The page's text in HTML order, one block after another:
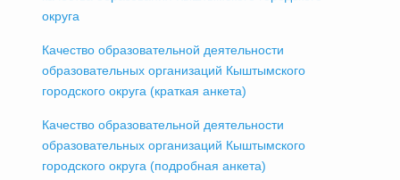
округа
Качество образовательной деятельности
образовательных организаций Кыштымского
городского округа (краткая анкета)
Качество образовательной деятельности
образовательных организаций Кыштымского
городского округа (подробная анкета)